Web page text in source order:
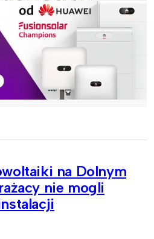
na Dolnym
nie mogli